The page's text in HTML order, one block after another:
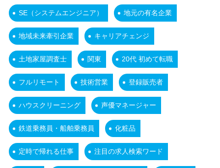
SE（システムエンジニア） 地元の有名企業
地域未来牽引企業 キャリアチェンジ
土地家屋調査士 関東 20代 初めて転職
フルリモート 技術営業 登録販売者
ハウスクリーニング 声優マネージャー
鉄道乗務員・船舶乗務員 化粧品
定時で帰れる仕事 注目の求人検索ワード